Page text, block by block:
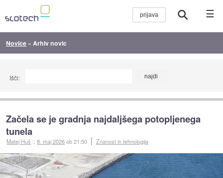
☰
Novice » Arhiv novic
Išči:
Začela se je gradnja najdaljšega potopljenega
tunela
Matej Huš ::8. maj 2026ob 21:50 Znanost in tehnologija